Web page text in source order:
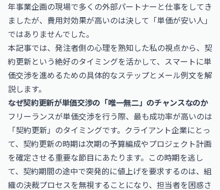
年事業企画の現場で多くの外部パートナーと仕事をしてき
ましたが、費用対効果が高いのは決して「単価が安い人」
ではありませんでした。
本記事では、発注者側の心理を熟知した私の視点から、契
約更新という絶好のタイミングを活かして、スマートに単
価交渉を進めるための具体的なステップとメール例文を解
説します。
なぜ契約更新が単価交渉の「唯一無二」のチャンスなのか
フリーランスが単価交渉を行う際、最も成功率が高いのは
「契約更新」のタイミングです。クライアント企業にとっ
て、契約更新の時期は次期の予算編成やプロジェクト計画
を確定させる重要な節目にあたります。この時期を逃し
て、契約期間の途中で突発的に値上げを要求するのは、組
織の決裁プロセスを無視することになり、担当者を困惑さ